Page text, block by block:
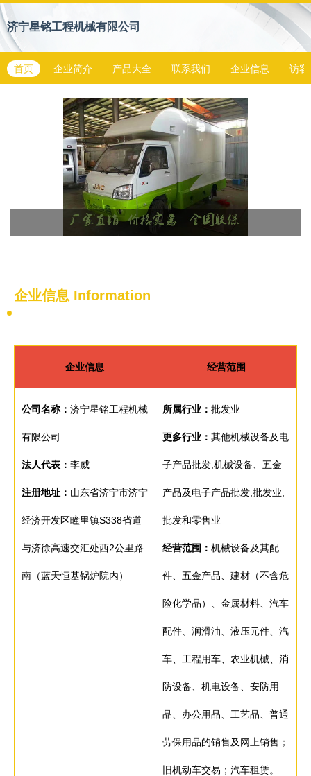
济宁星铭工程机械有限公司
首页 企业简介 产品大全 联系我们 企业信息 访客
企业信息 Information
企业信息 经营范围
公司名称： 济宁星铭工程机械
有限公司
法人代表： 李威
注册地址： 山东省济宁市济宁
经济开发区疃里镇S338省道
与济徐高速交汇处西2公里路
南（蓝天恒基锅炉院内）
所属行业： 批发业
更多行业： 其他机械设备及电
子产品批发,机械设备、五金
产品及电子产品批发,批发业,
批发和零售业
经营范围： 机械设备及其配
件、五金产品、建材（不含危
险化学品）、金属材料、汽车
配件、润滑油、液压元件、汽
车、工程用车、农业机械、消
防设备、机电设备、安防用
品、办公用品、工艺品、普通
劳保用品的销售及网上销售；
旧机动车交易；汽车租赁。